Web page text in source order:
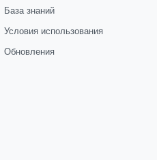
База знаний
Условия использования
Обновления